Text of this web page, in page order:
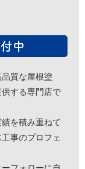
中
質な屋根塗
する専門店で
を積み重ねて
事のプロフェ